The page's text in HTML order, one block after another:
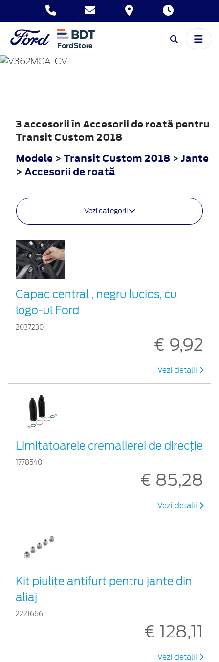
TRANSIT
CUSTOM
3 accesorii în Accesorii de roată pentru
Transit Custom 2018
Modele > Transit Custom 2018 > Jante
> Accesorii de roată
Vezi categorii
Capac central , negru lucios, cu
logo-ul Ford
2037230
€ 9,92
Vezi detalii
Limitatoarele cremalierei de direcţie
1778540
€ 85,28
Vezi detalii
Kit piuliţe antifurt pentru jante din
aliaj
2221666
€ 128,11
Vezi detalii